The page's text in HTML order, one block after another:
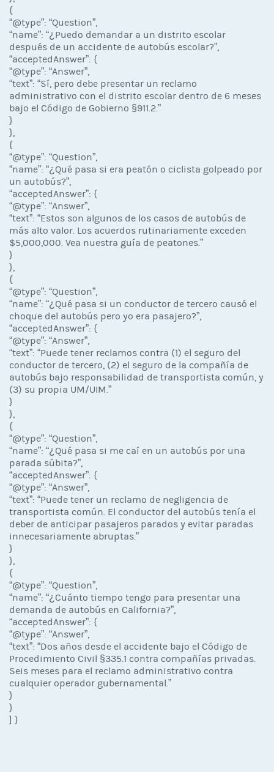
{
“@type”: “Question”,
“name”: “¿Puedo demandar a un distrito escolar
después de un accidente de autobús escolar?”,
“acceptedAnswer”: {
“@type”: “Answer”,
“text”: “Sí, pero debe presentar un reclamo
administrativo con el distrito escolar dentro de 6 meses
bajo el Código de Gobierno §911.2.”
}
},
{
“@type”: “Question”,
“name”: “¿Qué pasa si era peatón o ciclista golpeado por
un autobús?”,
“acceptedAnswer”: {
“@type”: “Answer”,
“text”: “Estos son algunos de los casos de autobús de
más alto valor. Los acuerdos rutinariamente exceden
$5,000,000. Vea nuestra guía de peatones.”
}
},
{
“@type”: “Question”,
“name”: “¿Qué pasa si un conductor de tercero causó el
choque del autobús pero yo era pasajero?”,
“acceptedAnswer”: {
“@type”: “Answer”,
“text”: “Puede tener reclamos contra (1) el seguro del
conductor de tercero, (2) el seguro de la compañía de
autobús bajo responsabilidad de transportista común, y
(3) su propia UM/UIM.”
}
},
{
“@type”: “Question”,
“name”: “¿Qué pasa si me caí en un autobús por una
parada súbita?”,
“acceptedAnswer”: {
“@type”: “Answer”,
“text”: “Puede tener un reclamo de negligencia de
transportista común. El conductor del autobús tenía el
deber de anticipar pasajeros parados y evitar paradas
innecesariamente abruptas.”
}
},
{
“@type”: “Question”,
“name”: “¿Cuánto tiempo tengo para presentar una
demanda de autobús en California?”,
“acceptedAnswer”: {
“@type”: “Answer”,
“text”: “Dos años desde el accidente bajo el Código de
Procedimiento Civil §335.1 contra compañías privadas.
Seis meses para el reclamo administrativo contra
cualquier operador gubernamental.”
}
}
] }